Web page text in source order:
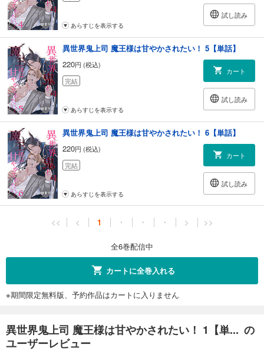
試し読み
あらすじを表示する
異世界鬼上司 魔王様は甘やかされたい！ 5【単話】
220円 (税込)
完結
カート
試し読み
あらすじを表示する
異世界鬼上司 魔王様は甘やかされたい！ 6【単話】
220円 (税込)
完結
カート
試し読み
あらすじを表示する
<< < 1 ・ ・ ・ > >>
全6巻配信中
カートに全巻入れる
※期間限定無料版、予約作品はカートに入りません
異世界鬼上司 魔王様は甘やかされたい！ 1【単... の
ユーザーレビュー